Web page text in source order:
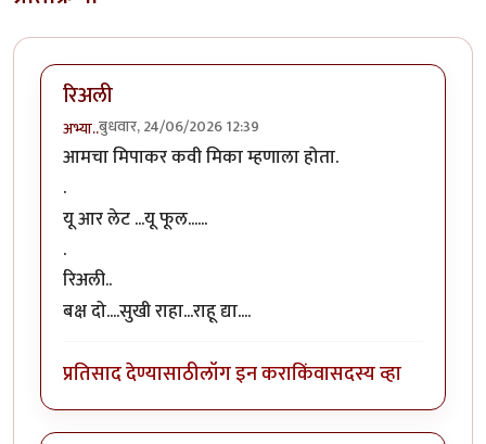
रिअली
अभ्या..बुधवार, 24/06/2026 12:39
आमचा मिपाकर कवी मिका म्हणाला होता.
.
यू आर लेट ...यू फूल......
.
रिअली..
बक्ष दो....सुखी राहा...राहू द्या....
प्रतिसाद देण्यासाठीलॉग इन कराकिंवासदस्य व्हा